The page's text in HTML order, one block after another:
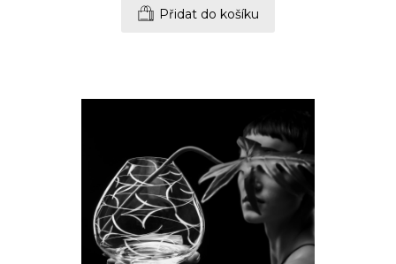
Přidat do košíku